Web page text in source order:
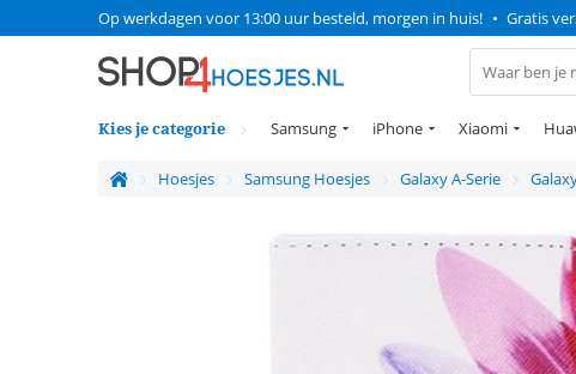
Op werkdagen voor 13:00 uur besteld, morgen in huis! • Gratis
Kies je categorie Samsung iPhone Xiaomi
Hoesjes Samsung Hoesjes Galaxy A-Serie